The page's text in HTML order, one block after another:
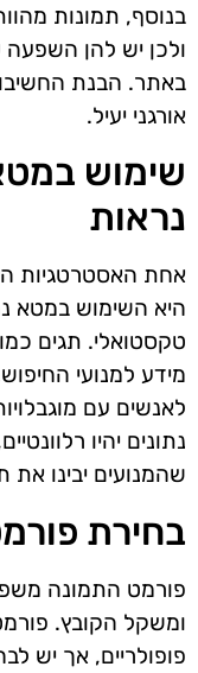
בנוסף, תמונות
ולכן יש להן השפעה
באתר. הבנת
אורגני יעיל.
שימוש
נראות
אחת האסטרטגיות
היא השימוש במטא
מידע למנועי
לאנשים עם
נתונים יהיו
שהמנועים יבינו את
בחירת
פורמט התמונה
פופולריים, אך יש